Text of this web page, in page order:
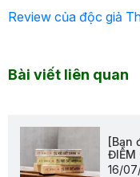
Review của độc giả
Bài viết liên quan
[Bạn
ĐIỂM
16/